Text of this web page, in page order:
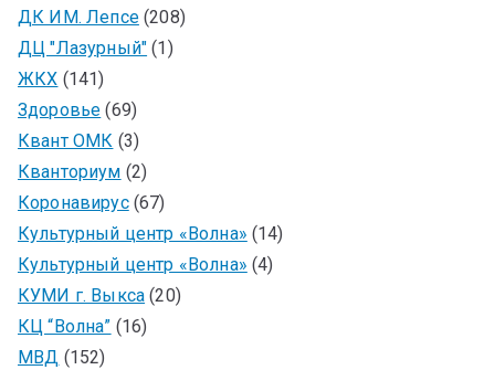
ДК ИМ. Лепсе(208)
ДЦ "Лазурный" (1)
ЖКХ (141)
Здоровье (69)
Квант ОМК (3)
Кванториум (2)
Коронавирус(67)
Культурный центр «Волна» (14)
Культурный центр «Волна» (4)
КУМИ г. Выкса (20)
КЦ “Волна” (16)
МВД (152)